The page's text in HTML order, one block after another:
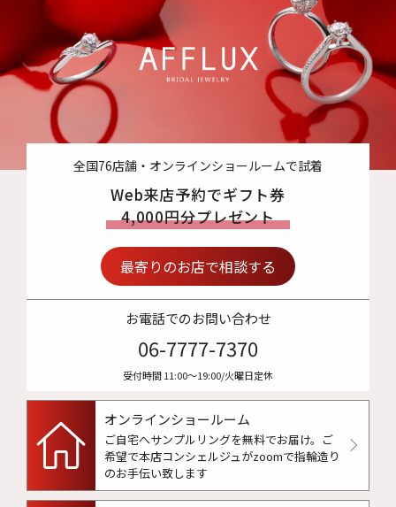
全国76店舗・オンラインショールームで試着
Web来店予約でギフト券
4,000円分プレゼント
最寄りのお店で相談する
お電話でのお問い合わせ
06-7777-7370
受付時間 11:00〜19:00/火曜日定休
オンラインショールーム
ご自宅へサンプルリングを無料でお届け。 ご
希望で本店コンシェルジュがzoomで指輪造り
のお手伝い致します